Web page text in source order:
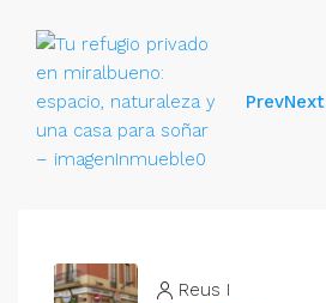
PrevNext
Reus I